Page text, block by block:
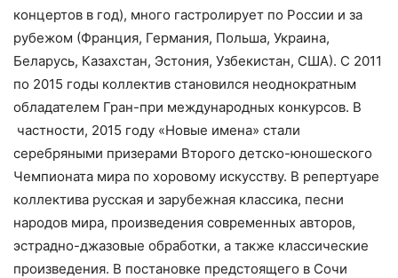
концертов в год), много гастролирует по России и за
рубежом (Франция, Германия, Польша, Украина,
Беларусь, Казахстан, Эстония, Узбекистан, США). С 2011
по 2015 годы коллектив становился неоднократным
обладателем Гран-при международных конкурсов. В
частности, 2015 году «Новые имена» стали
серебряными призерами Второго детско-юношеского
Чемпионата мира по хоровому искусству. В репертуаре
коллектива русская и зарубежная классика, песни
народов мира, произведения современных авторов,
эстрадно-джазовые обработки, а также классические
произведения. В постановке предстоящего в Сочи